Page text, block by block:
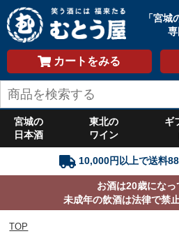
「宮城
カートをみる
宮城の
日本酒
東北の
ワイン
ギ
10,000円以上で送料
お酒は20歳になっ
未成年の飲酒は法律で禁
TOP